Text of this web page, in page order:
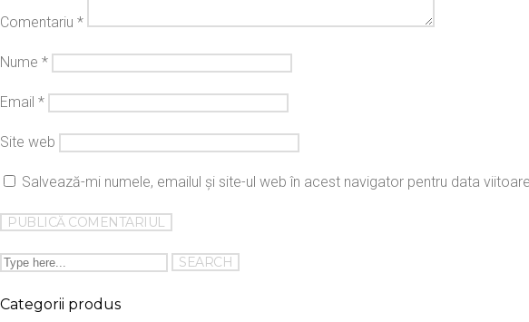
Comentariu *
Nume *
Email *
Site web
Salvează-mi numele, emailul și site-ul web în acest navigator pentru data
Categorii produs